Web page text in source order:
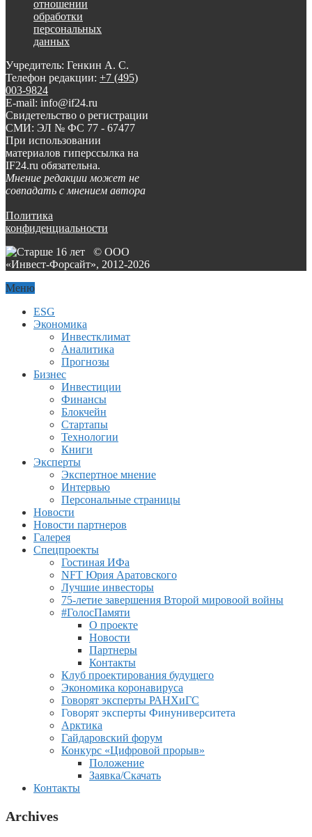
отношении
обработки
персональных
данных
Учредитель: Генкин А. С.
Телефон редакции: +7 (495)
003-9824
E-mail: info@if24.ru
Свидетельство о регистрации
СМИ: ЭЛ № ФС 77 - 67477
При использовании
материалов гиперссылка на
IF24.ru обязательна.
Мнение редакции может не
совпадать с мнением автора
Политика
конфиденциальности
© ООО
«Инвест-Форсайт», 2012-2026
Меню
ESG
Экономика
Инвестклимат
Аналитика
Прогнозы
Бизнес
Инвестиции
Финансы
Блокчейн
Стартапы
Технологии
Книги
Эксперты
Экспертное мнение
Интервью
Персональные страницы
Новости
Новости партнеров
Галерея
Спецпроекты
Гостиная ИФа
NFT Юрия Аратовского
Лучшие инвесторы
75-летие завершения Второй мировоой войны
#ГолосПамяти
О проекте
Новости
Партнеры
Контакты
Клуб проектирования будущего
Экономика коронавируса
Говорят эксперты РАНХиГС
Говорят эксперты Финуниверситета
Арктика
Гайдаровский форум
Конкурс «Цифровой прорыв»
Положение
Заявка/Скачать
Контакты
Archives